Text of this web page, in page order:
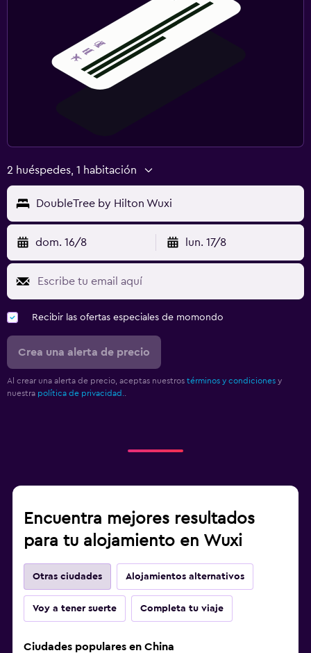
2 huéspedes, 1 habitación
DoubleTree by Hilton Wuxi
dom. 16/8 lun. 17/8
Recibir las ofertas especiales de momondo
Crea una alerta de precio
Al crear una alerta de precio, aceptas nuestros términos y condiciones y
nuestra política de privacidad.
Encuentra mejores resultados
para tu alojamiento en Wuxi
Otras ciudades Alojamientos alternativos
Voy a tener suerte Completa tu viaje
Ciudades populares en China